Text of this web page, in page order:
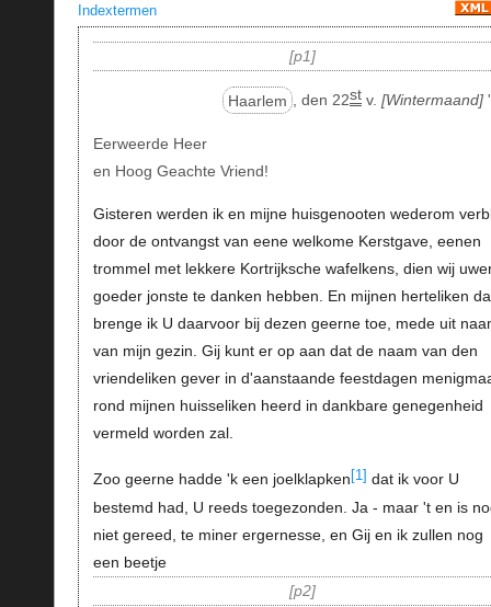
Indextermen
p1
Haarlem , den 22stv. Wintermaand
Eerweerde Heer
en Hoog Geachte Vriend!
Gisteren werden ik en mijne huisgenooten wederom
door de ontvangst van eene welkome Kerstgave, eenen
trommel met lekkere Kortrijksche wafelkens, dien wij
goeder jonste te danken hebben. En mijnen herteliken
brenge ik U daarvoor bij dezen geerne toe, mede uit
van mijn gezin. Gij kunt er op aan dat de naam van den
vriendeliken gever in d'aanstaande feestdagen
rond mijnen huisseliken heerd in dankbare genegenheid
vermeld worden zal.
Zoo geerne hadde 'k een joelklapken [1] dat ik voor U
bestemd had, U reeds toegezonden. Ja - maar 't en is
niet gereed, te miner ergernesse, en Gij en ik zullen nog
een beetje
p2